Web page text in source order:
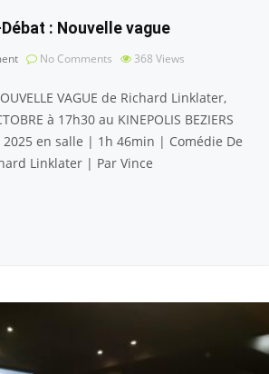
: Nouvelle vague
No Comments 368 Views
VAGUE de Richard Linklater,
à 17h30 au KINEPOLIS BEZIERS
en salle | 1h 46min | Comédie De
Linklater | Par Vince